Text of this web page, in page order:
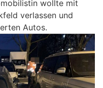
wollte mit
verlassen und
Autos.